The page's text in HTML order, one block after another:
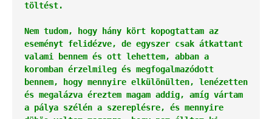
töltést.
Nem tudom, hogy hány kört kopogtattam az
eseményt felidézve, de egyszer csak átkattant
valami bennem és ott lehettem, abban a
koromban érzelmileg és megfogalmazódott
bennem, hogy mennyire elkülönülten, lenézetten
és megalázva éreztem magam addig, amíg vártam
a pálya szélén a szereplésre, és mennyire